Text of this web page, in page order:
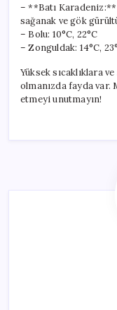
– **Batı Karadeniz:**
sağanak ve gök
– Bolu: 10°C, 22°C
– Zonguldak: 14°C,
Yüksek sıcaklıklara
olmanızda fayda var.
etmeyi unutmayın!